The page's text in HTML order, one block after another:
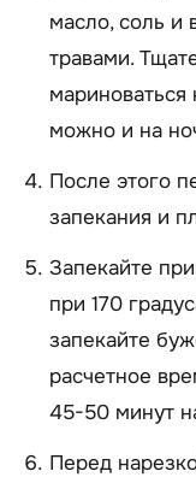
масло, соль и
травами.
мариноваться
можно и на
После этого
запекания и
Запекайте
при 170
запекайте
расчетное
45-50 минут
Перед